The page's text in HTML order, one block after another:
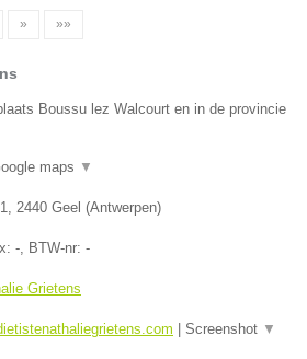
» »»
Boussu lez Walcourt en in de provincie
maps ▼
, 2440 Geel (Antwerpen)
-, BTW-nr: -
Grietens
Screenshot ▼